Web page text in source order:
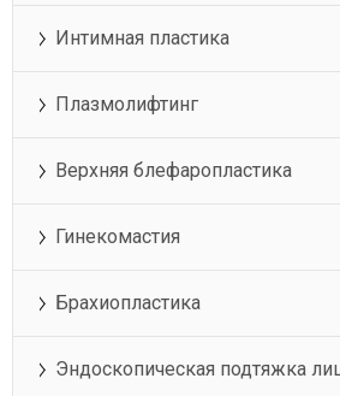
Интимная пластика
Плазмолифтинг
Верхняя блефаропластика
Гинекомастия
Брахиопластика
Эндоскопическая подтяжка